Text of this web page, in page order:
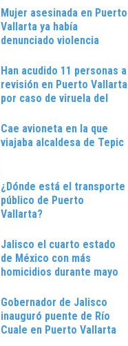
Mujer asesinada en Puerto
Vallarta ya había
denunciado violencia
Han acudido 11 personas a
revisión en Puerto Vallarta
por caso de viruela del
Cae avioneta en la que
viajaba alcaldesa de Tepic
¿Dónde está el transporte
público de Puerto
Vallarta?
Jalisco el cuarto estado
de México con más
homicidios durante mayo
Gobernador de Jalisco
inauguró puente de Río
Cuale en Puerto Vallarta